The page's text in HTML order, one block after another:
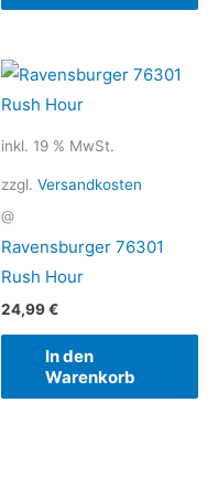
inkl. 19 % MwSt.
zzgl. Versandkosten
@
Ravensburger 76301
Rush Hour
24,99€
In den
Warenkorb